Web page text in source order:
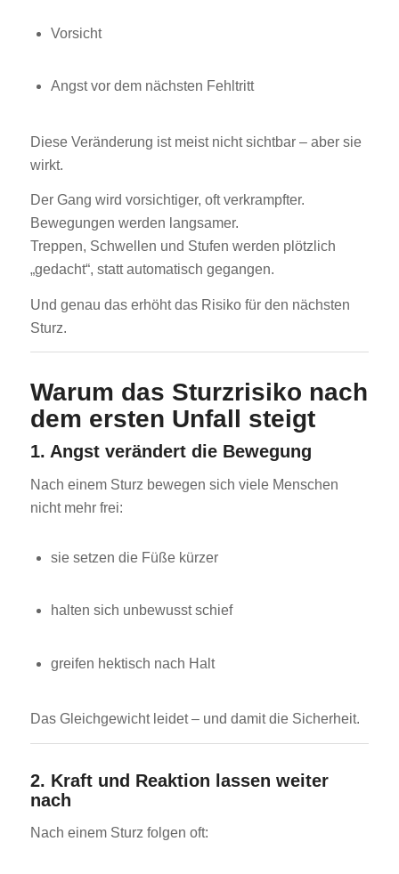
Vorsicht
Angst vor dem nächsten Fehltritt
Diese Veränderung ist meist nicht sichtbar – aber sie
wirkt.
Der Gang wird vorsichtiger, oft verkrampfter.
Bewegungen werden langsamer.
Treppen, Schwellen und Stufen werden plötzlich
„gedacht“, statt automatisch gegangen.
Und genau das erhöht das Risiko für den nächsten
Sturz.
Warum das Sturzrisiko nach
dem ersten Unfall steigt
1. Angst verändert die Bewegung
Nach einem Sturz bewegen sich viele Menschen
nicht mehr frei:
sie setzen die Füße kürzer
halten sich unbewusst schief
greifen hektisch nach Halt
Das Gleichgewicht leidet – und damit die Sicherheit.
2. Kraft und Reaktion lassen weiter
nach
Nach einem Sturz folgen oft: